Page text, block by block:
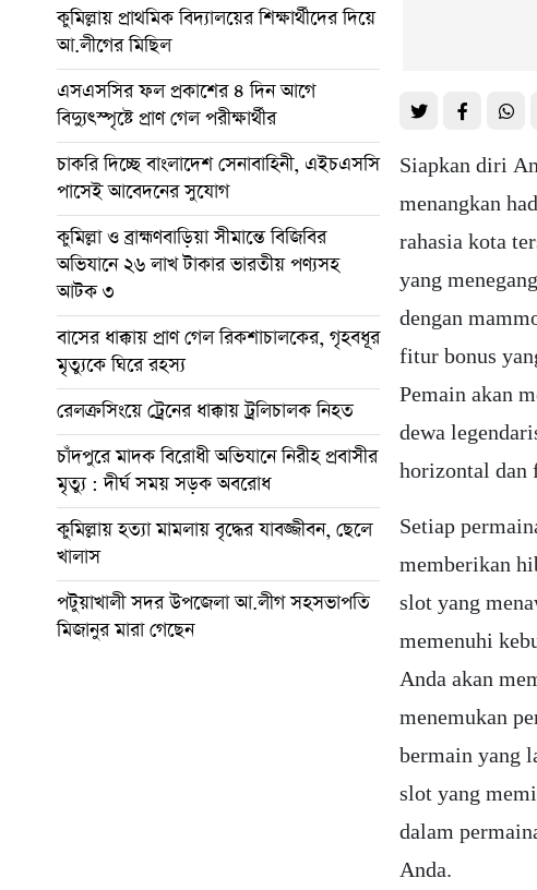
কুমিল্লায় প্রাথমিক বিদ্যালয়ের শিক্ষার্থীদের দিয়ে
আ.লীগের মিছিল
এসএসসির ফল প্রকাশের ৪ দিন আগে
বিদ্যুৎস্পৃষ্টে প্রাণ গেল পরীক্ষার্থীর
চাকরি দিচ্ছে বাংলাদেশ সেনাবাহিনী, এইচএসসি
পাসেই আবেদনের সুযোগ
কুমিল্লা ও ব্রাহ্মণবাড়িয়া সীমান্তে বিজিবির
অভিযানে ২৬ লাখ টাকার ভারতীয় পণ্যসহ
আটক ৩
বাসের ধাক্কায় প্রাণ গেল রিকশাচালকের, গৃহবধূর
মৃত্যুকে ঘিরে রহস্য
রেলক্রসিংয়ে ট্রেনের ধাক্কায় ট্রলিচালক নিহত
চাঁদপুরে মাদক বিরোধী অভিযানে নিরীহ প্রবাসীর
মৃত্যু : দীর্ঘ সময় সড়ক অবরোধ
কুমিল্লায় হত্যা মামলায় বৃদ্ধের যাবজ্জীবন, ছেলে
খালাস
পটুয়াখালী সদর উপজেলা আ.লীগ সহসভাপতি
মিজানুর মারা গেছেন
Siapkan diri
menangkan
rahasia kota
yang
dengan
fitur bonus
Pemain akan
dewa
horizontal dan
Setiap
memberikan
slot yang
memenuhi
Anda akan
menemukan
bermain yang
slot yang
dalam
Anda.